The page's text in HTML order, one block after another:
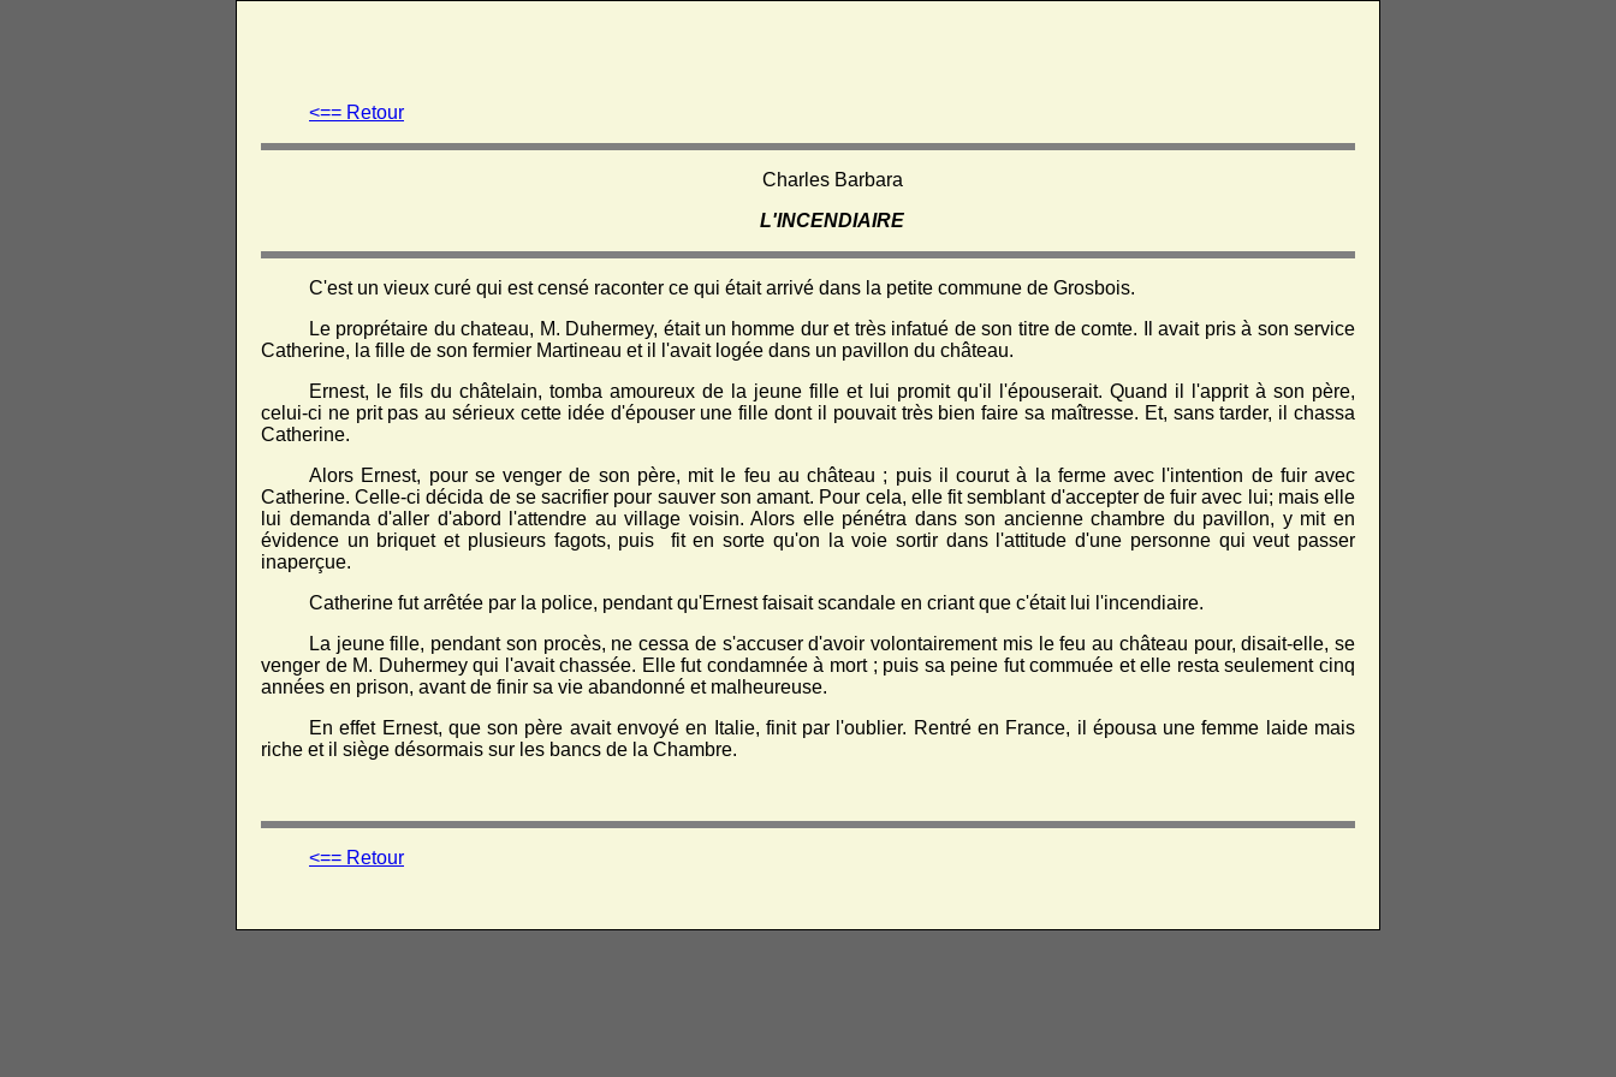
<== Retour
Charles Barbara
L'INCENDIAIRE
C'est un vieux curé qui est censé raconter ce qui était arrivé dans la petite commune de Grosbois.
Le proprétaire du chateau, M. Duhermey, était un homme dur et très infatué de son titre de comte. Il avait pris à son service
Catherine, la fille de son fermier Martineau et il l'avait logée dans un pavillon du château.
Ernest, le fils du châtelain, tomba amoureux de la jeune fille et lui promit qu'il l'épouserait. Quand il l'apprit à son père,
celui-ci ne prit pas au sérieux cette idée d'épouser une fille dont il pouvait très bien faire sa maîtresse. Et, sans tarder, il chassa
Catherine.
Alors Ernest, pour se venger de son père, mit le feu au château ; puis il courut à la ferme avec l'intention de fuir avec
Catherine. Celle-ci décida de se sacrifier pour sauver son amant. Pour cela, elle fit semblant d'accepter de fuir avec lui; mais elle
lui demanda d'aller d'abord l'attendre au village voisin. Alors elle pénétra dans son ancienne chambre du pavillon, y mit en
évidence un briquet et plusieurs fagots, puis fit en sorte qu'on la voie sortir dans l'attitude d'une personne qui veut passer
inaperçue.
Catherine fut arrêtée par la police, pendant qu'Ernest faisait scandale en criant que c'était lui l'incendiaire.
La jeune fille, pendant son procès, ne cessa de s'accuser d'avoir volontairement mis le feu au château pour, disait-elle, se
venger de M. Duhermey qui l'avait chassée. Elle fut condamnée à mort ; puis sa peine fut commuée et elle resta seulement cinq
années en prison, avant de finir sa vie abandonné et malheureuse.
En effet Ernest, que son père avait envoyé en Italie, finit par l'oublier. Rentré en France, il épousa une femme laide mais
riche et il siège désormais sur les bancs de la Chambre.
<== Retour